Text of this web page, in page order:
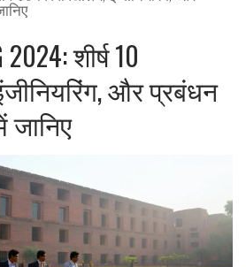
2024: शीर्ष 10
और प्रबंधन